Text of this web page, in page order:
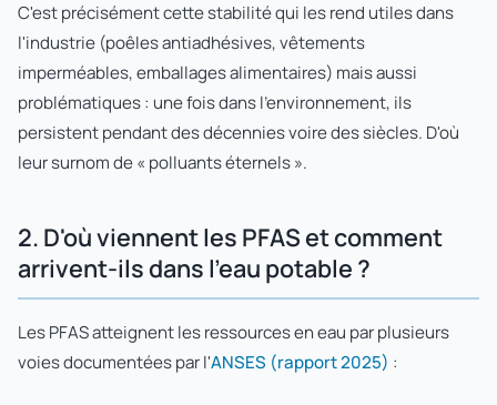
C'est précisément cette stabilité qui les rend utiles dans
l'industrie (poêles antiadhésives, vêtements
imperméables, emballages alimentaires) mais aussi
problématiques : une fois dans l'environnement, ils
persistent pendant des décennies voire des siècles. D'où
leur surnom de « polluants éternels ».
2. D'où viennent les PFAS et comment
arrivent-ils dans l'eau potable ?
Les PFAS atteignent les ressources en eau par plusieurs
voies documentées par l'ANSES (rapport 2025) :